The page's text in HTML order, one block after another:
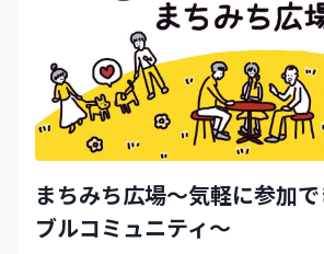
まちみち広場～気軽に参加
ブルコミュニティ～